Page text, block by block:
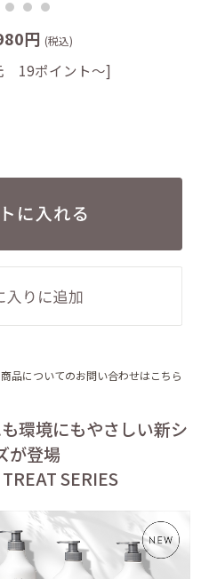
円 (税込)
19ポイント～]
商品についてのお問い合わせはこちら
環境にもやさしい新シ
が登場
SERIES